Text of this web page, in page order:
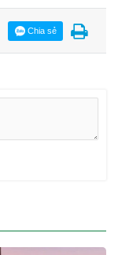
Chia sẻ